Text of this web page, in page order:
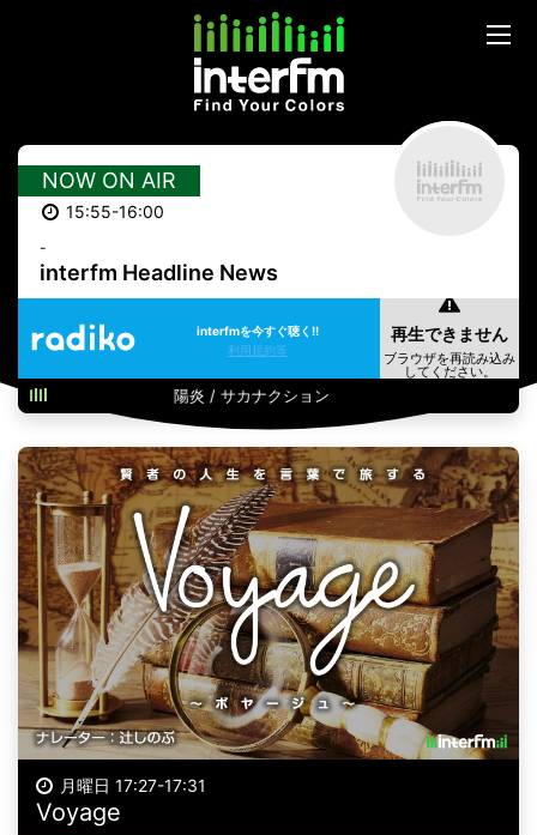
NOW ON AIR
15:55-16:00
-
interfm Headline News
interfmを今すぐ聴く!!
利用規約等
陽炎 / サカナクション
月曜日 17:27-17:31
Voyage